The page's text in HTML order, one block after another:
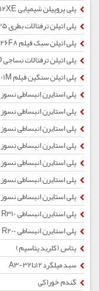
پلی پروپیلن شیمیایی RG3212XE
پلی اتیلن ترفتالات بطری BG735
پلی اتیلن سبک فیلم 2426F8
پلی اتیلن ترفتالات نساجی TG641 MOD
پلی اتیلن سنگین فیلم 50B01M
پلی استایرن انبساطی نسوز R400
پلی استایرن انبساطی نسوز R310
پلی استایرن انبساطی نسوز R300
پلی استایرن انبساطی نسوز R200
پلی استایرن انبساطی نسوز F400
پلی استایرن انبساطی نسوز F300
پلی استایرن انبساطی نسوز F200
پلی استایرن انبساطی R310
پلی استایرن انبساطی R200
پتاس (کلرید پتاسیم)
سبد میلگرد12تا32-A3
گندم خوراکی